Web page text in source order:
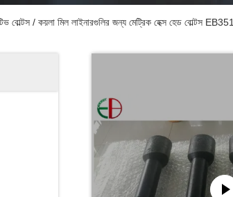
বোল্টস / কয়লা মিল লাইনারগুলির জন্য মেট্রিক হেক্স হেড বোল্টস EB351